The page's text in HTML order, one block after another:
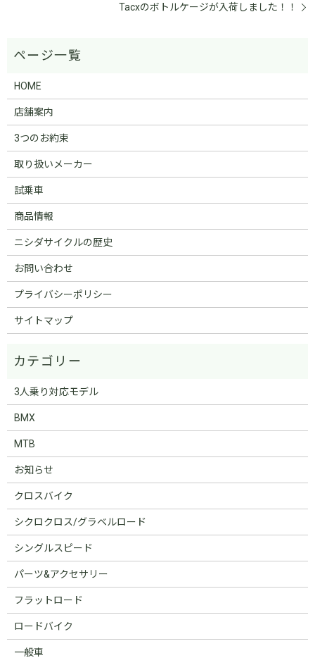
Tacxのボトルケージが入荷しました！！
HOME
店舗案内
3つのお約束
取り扱いメーカー
試乗車
商品情報
ニシダサイクルの歴史
お問い合わせ
プライバシーポリシー
サイトマップ
3人乗り対応モデル
BMX
MTB
お知らせ
クロスバイク
シクロクロス/グラベルロード
シングルスピード
パーツ&アクセサリー
フラットロード
ロードバイク
一般車